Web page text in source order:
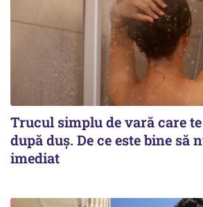
Trucul simplu de vară care
după duș. De ce este bine să
imediat